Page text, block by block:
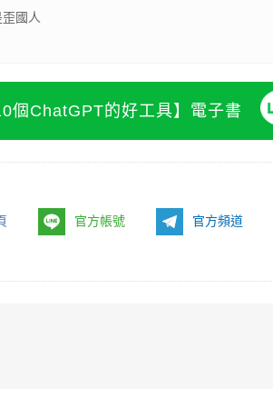
國人
個ChatGPT的好工具】電子書
官方帳號 官方頻道